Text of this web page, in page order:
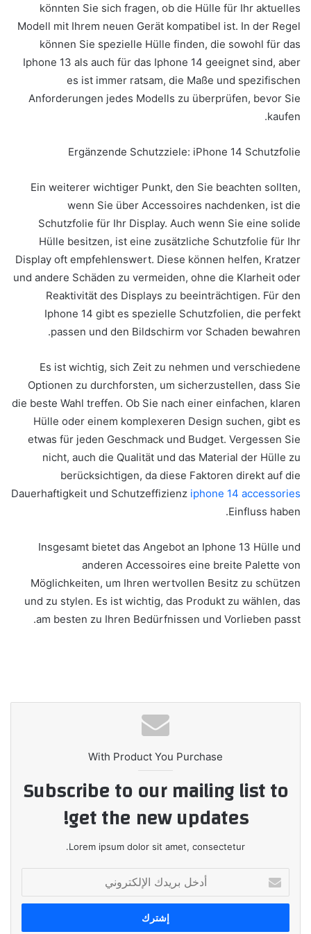
könnten Sie sich fragen, ob die Hülle für Ihr aktuelles
Modell mit Ihrem neuen Gerät kompatibel ist. In der Regel
können Sie spezielle Hülle finden, die sowohl für das
Iphone 13 als auch für das Iphone 14 geeignet sind, aber
es ist immer ratsam, die Maße und spezifischen
Anforderungen jedes Modells zu überprüfen, bevor Sie
kaufen.
Ergänzende Schutzziele: iPhone 14 Schutzfolie
Ein weiterer wichtiger Punkt, den Sie beachten sollten,
wenn Sie über Accessoires nachdenken, ist die
Schutzfolie für Ihr Display. Auch wenn Sie eine solide
Hülle besitzen, ist eine zusätzliche Schutzfolie für Ihr
Display oft empfehlenswert. Diese können helfen, Kratzer
und andere Schäden zu vermeiden, ohne die Klarheit oder
Reaktivität des Displays zu beeinträchtigen. Für den
Iphone 14 gibt es spezielle Schutzfolien, die perfekt
passen und den Bildschirm vor Schaden bewahren.
Es ist wichtig, sich Zeit zu nehmen und verschiedene
Optionen zu durchforsten, um sicherzustellen, dass Sie
die beste Wahl treffen. Ob Sie nach einer einfachen, klaren
Hülle oder einem komplexeren Design suchen, gibt es
etwas für jeden Geschmack und Budget. Vergessen Sie
nicht, auch die Qualität und das Material der Hülle zu
berücksichtigen, da diese Faktoren direkt auf die
Dauerhaftigkeit und Schutzeffizienz iphone 14 accessories
Einfluss haben.
Insgesamt bietet das Angebot an Iphone 13 Hülle und
anderen Accessoires eine breite Palette von
Möglichkeiten, um Ihren wertvollen Besitz zu schützen
und zu stylen. Es ist wichtig, das Produkt zu wählen, das
am besten zu Ihren Bedürfnissen und Vorlieben passt.
With Product You Purchase
Subscribe to our mailing list to
get the new updates!
Lorem ipsum dolor sit amet, consectetur.
بريدك
الإلكتروني